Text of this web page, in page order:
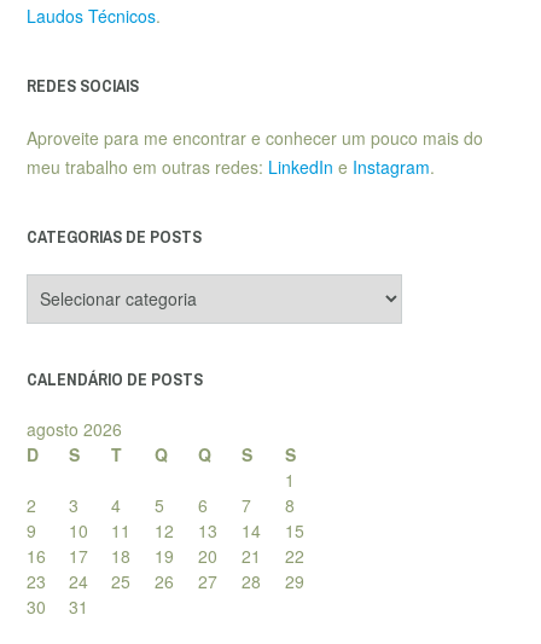
Laudos Técnicos.
REDES SOCIAIS
Aproveite para me encontrar e conhecer um pouco mais do
meu trabalho em outras redes: LinkedIn e Instagram.
CATEGORIAS DE POSTS
de
CALENDÁRIO DE POSTS
agosto 2026
D
S T Q Q S
S
1
2
3 4 5 6 7
8
9
10 11 12 13 14
15
16
17 18 19 20 21
22
23
24 25 26 27 28
29
30
31